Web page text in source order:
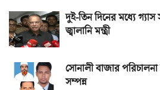
দুই-তিন দিনের মধ্যে গ্যাস
জ্বালানি মন্ত্রী
সোনালী বাজার পরিচালনা
সম্পন্ন